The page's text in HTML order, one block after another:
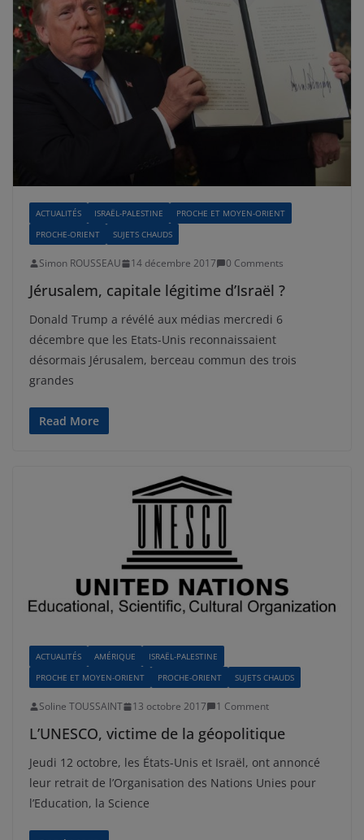
ACTUALITÉS ISRAËL-PALESTINE
PROCHE ET MOYEN-ORIENT
PROCHE-ORIENT
SUJETS CHAUDS
Simon ROUSSEAU 14 décembre 2017 0 Comments
Jérusalem, capitale légitime d’Israël ?
Donald Trump a révélé aux médias mercredi 6
décembre que les Etats-Unis reconnaissaient
désormais Jérusalem, berceau commun des trois
grandes
Read More
ACTUALITÉS AMÉRIQUE
ISRAËL-PALESTINE
PROCHE ET MOYEN-ORIENT
PROCHE-ORIENT SUJETS CHAUDS
Soline TOUSSAINT 13 octobre 2017 1 Comment
L’UNESCO, victime de la géopolitique
Jeudi 12 octobre, les États-Unis et Israël, ont annoncé
leur retrait de l’Organisation des Nations Unies pour
l’Education, la Science